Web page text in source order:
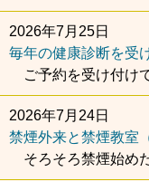
2026年7月25日
毎年の健康診断を受
ご予約を受け付け
2026年7月24日
禁煙外来と禁煙教室
そろそろ禁煙始め